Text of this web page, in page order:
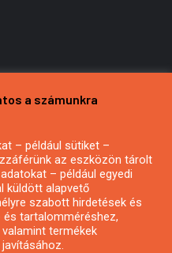
hírlevél
a számunkra
– például sütiket –
az eszközön tárolt
– például egyedi
küldött alapvető
szabott hirdetések és
tartalomméréshez,
termékek